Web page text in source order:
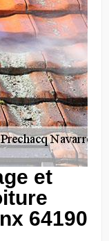
et
64190